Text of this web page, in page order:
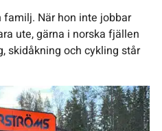
När hon inte jobbar
ute, gärna i norska fjällen
skidåkning och cykling står